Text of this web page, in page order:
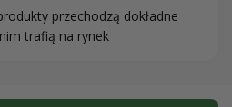
przechodzą dokładne
trafią na rynek